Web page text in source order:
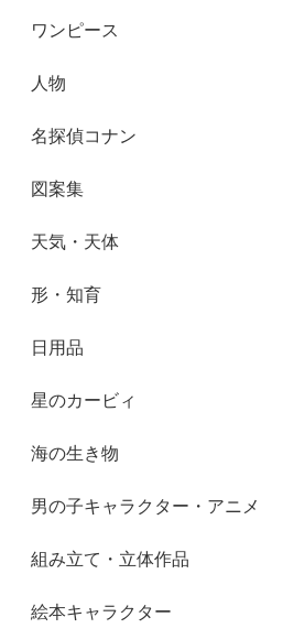
ワンピース
人物
名探偵コナン
図案集
天気・天体
形・知育
日用品
星のカービィ
海の生き物
男の子キャラクター・アニメ
組み立て・立体作品
絵本キャラクター